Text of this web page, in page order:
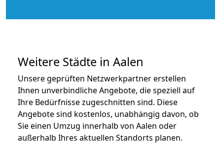
Weitere Städte in Aalen
Unsere geprüften Netzwerkpartner erstellen
Ihnen unverbindliche Angebote, die speziell auf
Ihre Bedürfnisse zugeschnitten sind. Diese
Angebote sind kostenlos, unabhängig davon, ob
Sie einen Umzug innerhalb von Aalen oder
außerhalb Ihres aktuellen Standorts planen.